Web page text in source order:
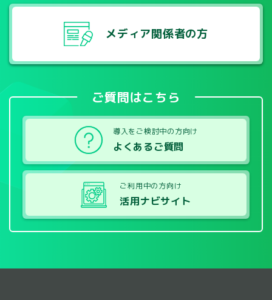
メディア関係者の方
ご質問はこちら
導入をご検討中の方向け
よくあるご質問
ご利用中の方向け
活用ナビサイト